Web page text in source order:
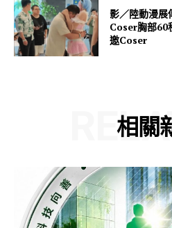
影／陸動漫展
Coser胸部
邀Coser
相關